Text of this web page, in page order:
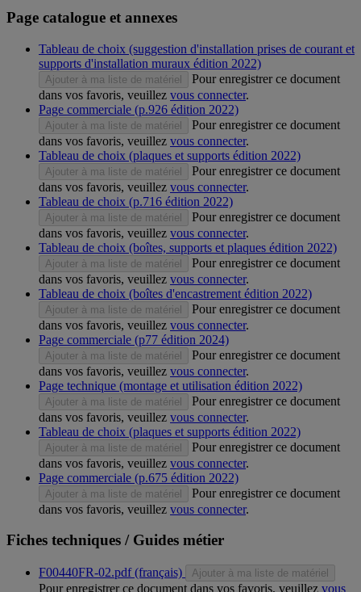
Page catalogue et annexes
Tableau de choix (suggestion d'installation prises de courant et
supports d'installation muraux édition 2022)
Ajouter à ma liste de matériel
Pour enregistrer ce document
dans vos favoris, veuillez vous connecter.
Page commerciale (p.926 édition 2022)
Ajouter à ma liste de matériel
Pour enregistrer ce document
dans vos favoris, veuillez vous connecter.
Tableau de choix (plaques et supports édition 2022)
Ajouter à ma liste de matériel
Pour enregistrer ce document
dans vos favoris, veuillez vous connecter.
Tableau de choix (p.716 édition 2022)
Ajouter à ma liste de matériel
Pour enregistrer ce document
dans vos favoris, veuillez vous connecter.
Tableau de choix (boîtes, supports et plaques édition 2022)
Ajouter à ma liste de matériel
Pour enregistrer ce document
dans vos favoris, veuillez vous connecter.
Tableau de choix (boîtes d'encastrement édition 2022)
Ajouter à ma liste de matériel
Pour enregistrer ce document
dans vos favoris, veuillez vous connecter.
Page commerciale (p77 édition 2024)
Ajouter à ma liste de matériel
Pour enregistrer ce document
dans vos favoris, veuillez vous connecter.
Page technique (montage et utilisation édition 2022)
Ajouter à ma liste de matériel
Pour enregistrer ce document
dans vos favoris, veuillez vous connecter.
Tableau de choix (plaques et supports édition 2022)
Ajouter à ma liste de matériel
Pour enregistrer ce document
dans vos favoris, veuillez vous connecter.
Page commerciale (p.675 édition 2022)
Ajouter à ma liste de matériel
Pour enregistrer ce document
dans vos favoris, veuillez vous connecter.
Fiches techniques / Guides métier
F00440FR-02.pdf (français) Ajouter à ma liste de matériel
Pour enregistrer ce document dans vos favoris, veuillez vous